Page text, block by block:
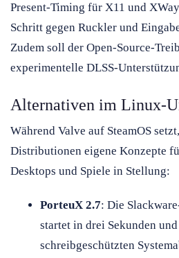
Present-Timing für X11 und
Schritt gegen Ruckler und
Zudem soll der Open-Source-
experimentelle DLSS-
Alternativen im Linux-
Während Valve auf SteamOS
Distributionen eigene Konzepte
Desktops und Spiele in Stellung:
PorteuX 2.7: Die
startet in drei Sekunden
schreibgeschützten